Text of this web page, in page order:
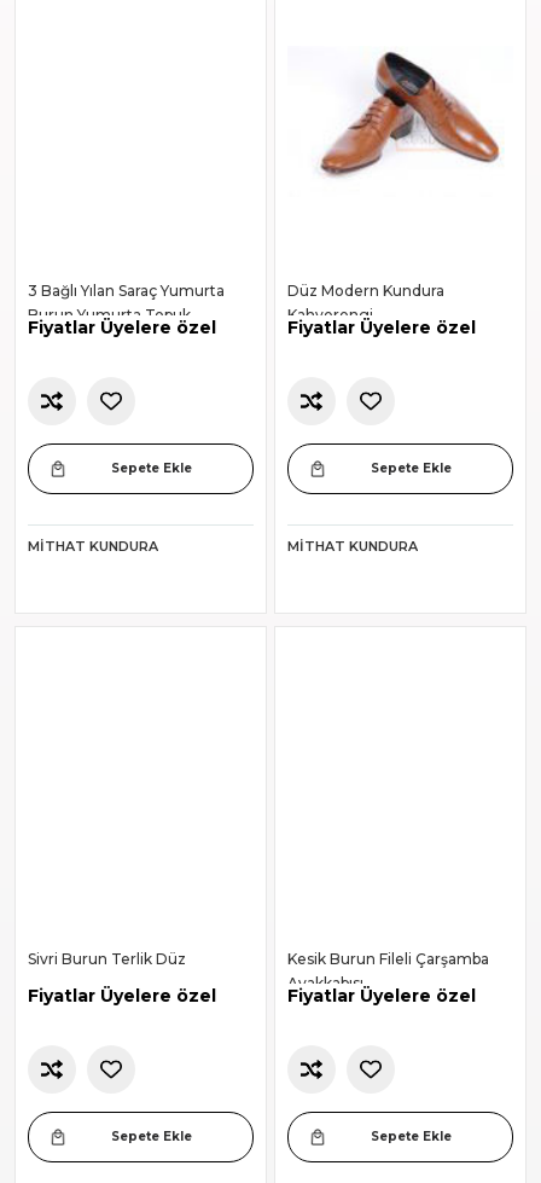
3 Bağlı Yılan Saraç Yumurta
Burun Yumurta Topuk
Çarşamba Ayakkabısı
Fiyatlar Üyelere özel
Sepete Ekle
MITHAT KUNDURA
Düz Modern Kundura
Kahverengi
Fiyatlar Üyelere özel
Sepete Ekle
MITHAT KUNDURA
Sivri Burun Terlik Düz
Fiyatlar Üyelere özel
Sepete Ekle
Kesik Burun Fileli Çarşamba
Ayakkabısı
Fiyatlar Üyelere özel
Sepete Ekle